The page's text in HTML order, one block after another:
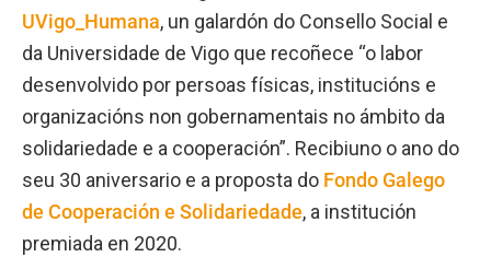
UVigo_Humana, un galardón do Consello Social e
da Universidade de Vigo que recoñece “o labor
desenvolvido por persoas físicas, institucións e
organizacións non gobernamentais no ámbito da
solidariedade e a cooperación”. Recibiuno o ano do
seu 30 aniversario e a proposta do Fondo Galego
de Cooperación e Solidariedade, a institución
premiada en 2020.